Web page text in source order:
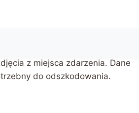
z miejsca zdarzenia. Dane
do odszkodowania.